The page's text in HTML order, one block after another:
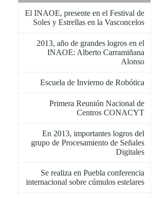
El INAOE, presente en el Festival de
Soles y Estrellas en la Vasconcelos
2013, año de grandes logros en el
INAOE: Alberto Carramiñana
Alonso
Escuela de Invierno de Robótica
Primera Reunión Nacional de
Centros CONACYT
En 2013, importantes logros del
grupo de Procesamiento de Señales
Digitales
Se realiza en Puebla conferencia
internacional sobre cúmulos estelares